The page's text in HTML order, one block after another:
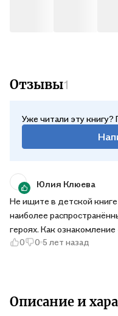
Отзывы1
Уже читали эту
Юлия Клюева
Не ищите в детской
наиболее
героях. Как ознакомление
0
0 5 лет назад
Описание и